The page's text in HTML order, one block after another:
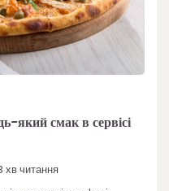
який смак в сервісі
хв читання